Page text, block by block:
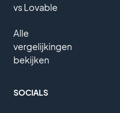
vs Lovable
Alle
vergelijkingen
bekijken
SOCIALS